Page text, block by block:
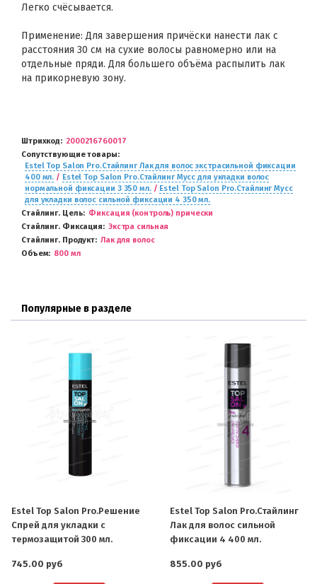
Легко счёсывается.
Применение: Для завершения причёски нанести лак с
расстояния 30 см на сухие волосы равномерно или на
отдельные пряди. Для большего объёма распылить лак
на прикорневую зону.
Штрихкод
2000216760017
Сопутствующие товары
Estel Top Salon Pro.Стайлинг Лак для волос экстрасильной фиксации
400 мл. / Estel Top Salon Pro.Стайлинг Мусс для укладки волос
нормальной фиксации 3 350 мл./ Estel Top Salon Pro.Стайлинг Мусс
для укладки волос сильной фиксации 4 350 мл.
Стайлинг. Цель
Фиксация (контроль) прически
Стайлинг. Фиксация
Экстра сильная
Стайлинг. Продукт
Лак для волос
Объем
800 мл
Популярные в разделе
Estel Top Salon Pro.Решение
Спрей для укладки с
термозащитой 300 мл.
745.00 руб
Estel Top Salon Pro.Стайлинг
Лак для волос сильной
фиксации 4 400 мл.
855.00 руб